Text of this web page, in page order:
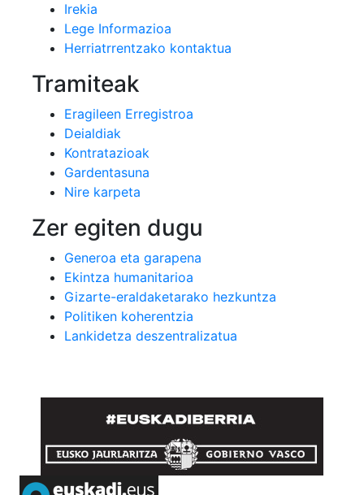
Irekia
Lege Informazioa
Herriatrrentzako kontaktua
Tramiteak
Eragileen Erregistroa
Deialdiak
Kontratazioak
Gardentasuna
Nire karpeta
Zer egiten dugu
Generoa eta garapena
Ekintza humanitarioa
Gizarte-eraldaketarako hezkuntza
Politiken koherentzia
Lankidetza deszentralizatua